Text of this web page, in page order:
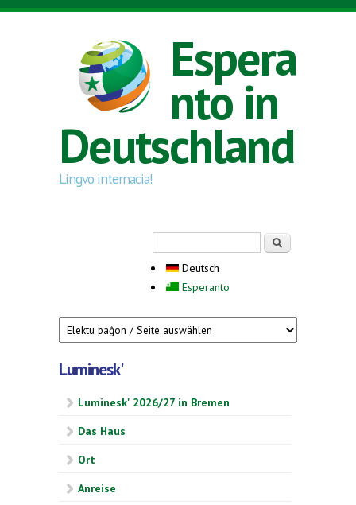
Direkt zum Inhalt
Espera
nto in
Deutschland
Lingvo internacia!
Deutsch
Esperanto
Luminesk'
Luminesk' 2026/27 in Bremen
Das Haus
Ort
Anreise